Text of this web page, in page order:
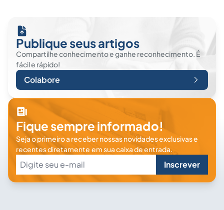
Publique seus artigos
Compartilhe conhecimento e ganhe reconhecimento. É
fácil e rápido!
Colabore
Fique sempre informado!
Seja o primeiro a receber nossas novidades exclusivas e
recentes diretamente em sua caixa de entrada.
Inscrever